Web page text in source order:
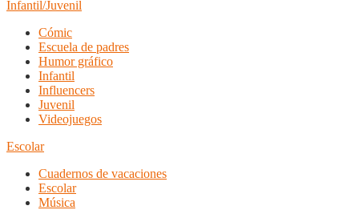
Infantil/Juvenil
Cómic
Escuela de padres
Humor gráfico
Infantil
Influencers
Juvenil
Videojuegos
Escolar
Cuadernos de vacaciones
Escolar
Música